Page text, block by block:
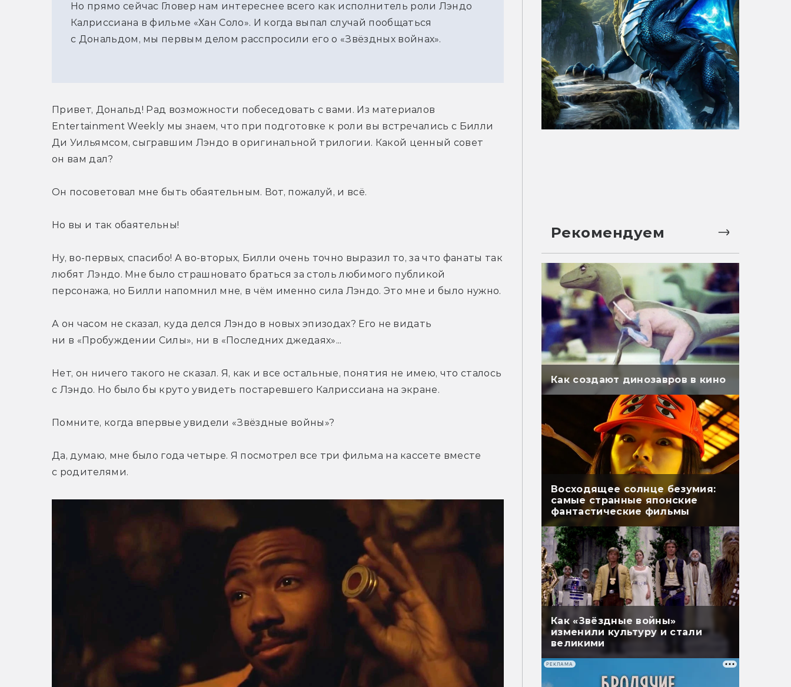
Но прямо сейчас Гловер нам интереснее всего как исполнитель роли Лэндо
Калриссиана в фильме «Хан Соло». И когда выпал случай пообщаться
с Дональдом, мы первым делом расспросили его о «Звёздных войнах».
Привет, Дональд! Рад возможности побеседовать с вами. Из материалов
Entertainment Weekly мы знаем, что при подготовке к роли вы встречались с Билли
Ди Уильямсом, сыгравшим Лэндо в оригинальной трилогии. Какой ценный совет
он вам дал?
Он посоветовал мне быть обаятельным. Вот, пожалуй, и всё.
Но вы и так обаятельны!
Ну, во-первых, спасибо! А во-вторых, Билли очень точно выразил то, за что фанаты так
любят Лэндо. Мне было страшновато браться за столь любимого публикой
персонажа, но Билли напомнил мне, в чём именно сила Лэндо. Это мне и было нужно.
А он часом не сказал, куда делся Лэндо в новых эпизодах? Его не видать
ни в «Пробуждении Силы», ни в «Последних джедаях»...
Нет, он ничего такого не сказал. Я, как и все остальные, понятия не имею, что сталось
с Лэндо. Но было бы круто увидеть постаревшего Калриссиана на экране.
Помните, когда впервые увидели «Звёздные войны»?
Да, думаю, мне было года четыре. Я посмотрел все три фильма на кассете вместе
с родителями.
Рекомендуем
Как создают динозавров в кино
Восходящее солнце безумия:
самые странные японские
фантастические фильмы
Как «Звёздные войны»
изменили культуру и стали
великими
РЕКЛАМА